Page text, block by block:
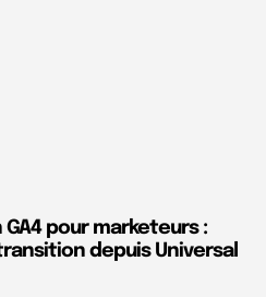
GA4 pour marketeurs :
depuis Universal